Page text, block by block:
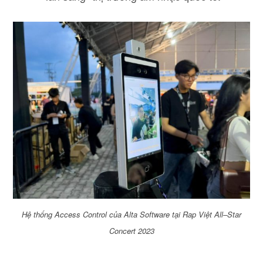
Hệ thống Access Control của Alta Software tại Rap Việt All–Star
Concert 2023